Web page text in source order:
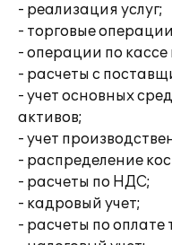
- реализация услуг;
- торговые
- операции по кассе
- расчеты с
- учет основных
активов;
- учет
- распределение
- расчеты по НДС;
- кадровый учет;
- расчеты по оплате